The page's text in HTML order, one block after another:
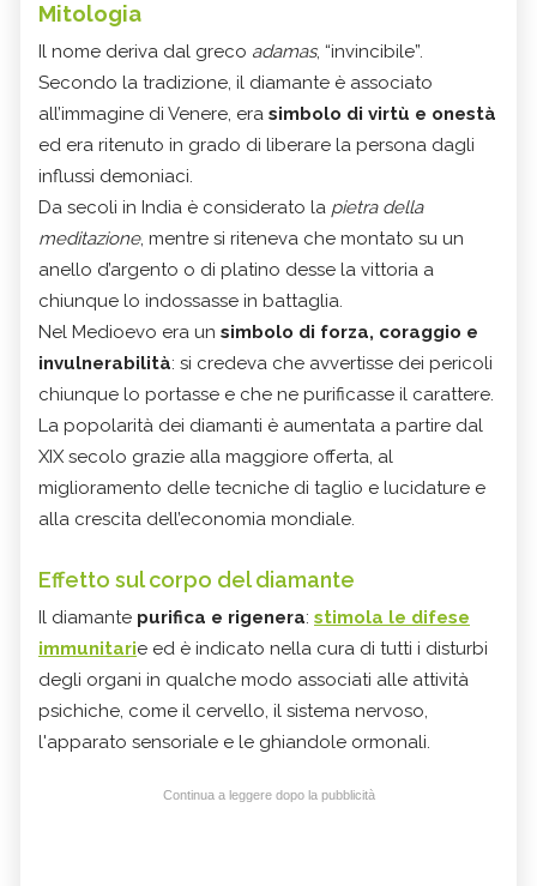
Mitologia
Il nome deriva dal greco adamas, “invincibile”.
Secondo la tradizione, il diamante è associato
all’immagine di Venere, era simbolo di virtù e onestà
ed era ritenuto in grado di liberare la persona dagli
influssi demoniaci.
Da secoli in India è considerato la pietra della
meditazione, mentre si riteneva che montato su un
anello d’argento o di platino desse la vittoria a
chiunque lo indossasse in battaglia.
Nel Medioevo era un simbolo di forza, coraggio e
invulnerabilità: si credeva che avvertisse dei pericoli
chiunque lo portasse e che ne purificasse il carattere.
La popolarità dei diamanti è aumentata a partire dal
XIX secolo grazie alla maggiore offerta, al
miglioramento delle tecniche di taglio e lucidature e
alla crescita dell’economia mondiale.
Effetto sul corpo del diamante
Il diamante purifica e rigenera: stimola le difese
immunitarie ed è indicato nella cura di tutti i disturbi
degli organi in qualche modo associati alle attività
psichiche, come il cervello, il sistema nervoso,
l'apparato sensoriale e le ghiandole ormonali.
Continua a leggere dopo la pubblicità